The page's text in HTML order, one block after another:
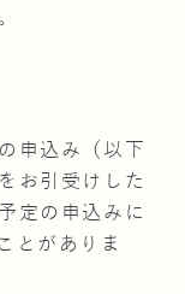
申込み（以下
お引受けした
定の申込みに
とがありま